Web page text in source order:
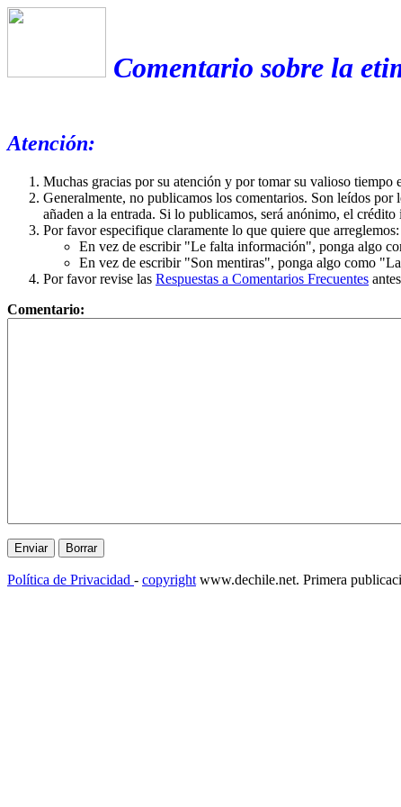
Comentario sobre la
Atención:
Muchas gracias por su atención y por tomar su valioso tiempo
Generalmente, no publicamos los comentarios. Son leídos
añaden a la entrada. Si lo publicamos, será anónimo, el
Por favor especifique claramente lo que quiere que arreglemos:
En vez de escribir "Le falta información", ponga algo
En vez de escribir "Son mentiras", ponga algo como
Por favor revise las Respuestas a Comentarios Frecuentes
Comentario:
Política de Privacidad - copyright www.dechile.net. Primera